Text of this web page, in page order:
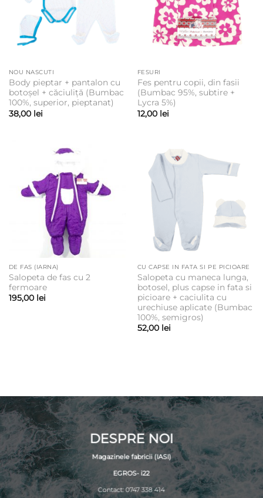
NOU NASCUTI
Body pieptar + pantalon cu
botoșel + căciuliță (Bumbac
100%, superior, pieptanat)
38,00 lei
FESURI
Fes pentru copii, din fasii
(Bumbac 95%, subtire +
Lycra 5%)
12,00 lei
DE FAS (IARNA)
Salopeta de fas cu 2
fermoare
195,00 lei
CU CAPSE IN FATA SI PE PICIOARE
Salopeta cu maneca lunga,
botosel, plus capse in fata si
picioare + caciulita cu
urechiuse aplicate (Bumbac
100%, semigros)
52,00 lei
DESPRE NOI
Magazinele fabricii (IASI)
EGROS- i22
Contact: 0747 338 414